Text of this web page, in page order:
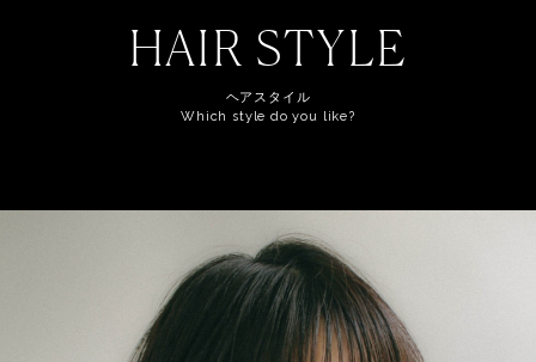
HAIR STYLE
ヘアスタイル
Which style do you like?